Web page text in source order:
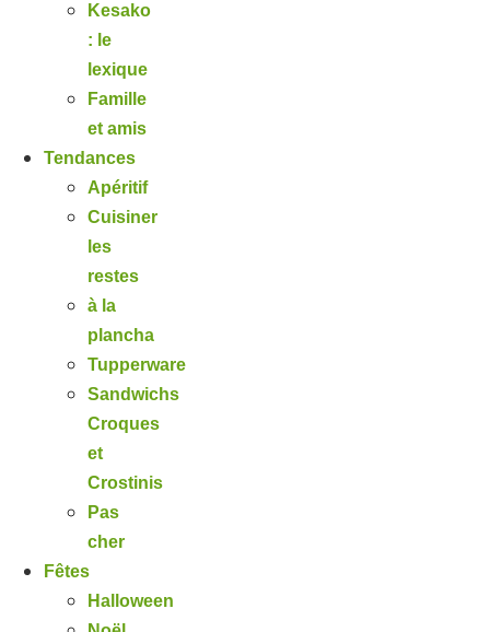
Kesako
: le
lexique
Famille
et amis
Tendances
Apéritif
Cuisiner
les
restes
à la
plancha
Tupperware
Sandwichs
Croques
et
Crostinis
Pas
cher
Fêtes
Halloween